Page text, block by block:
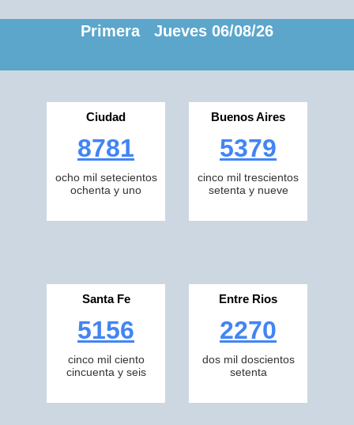
Primera Jueves 06/08/26
Ciudad
8781
ocho mil setecientos
ochenta y uno
Buenos Aires
5379
cinco mil trescientos
setenta y nueve
Santa Fe
5156
cinco mil ciento
cincuenta y seis
Entre Rios
2270
dos mil doscientos
setenta